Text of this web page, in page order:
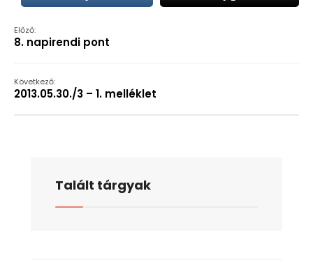
Előző:
8. napirendi pont
Következő:
2013.05.30./3 – 1. melléklet
Talált tárgyak